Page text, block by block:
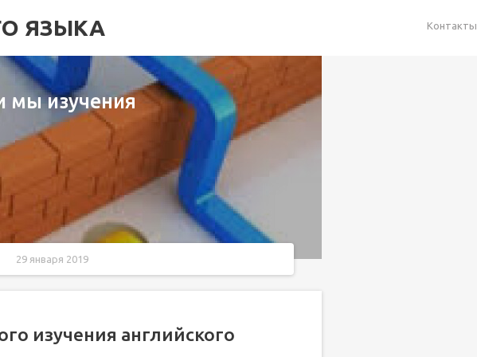
ЯЗЫКА Контакты
мы изучения
29 января 2019
изучения английского